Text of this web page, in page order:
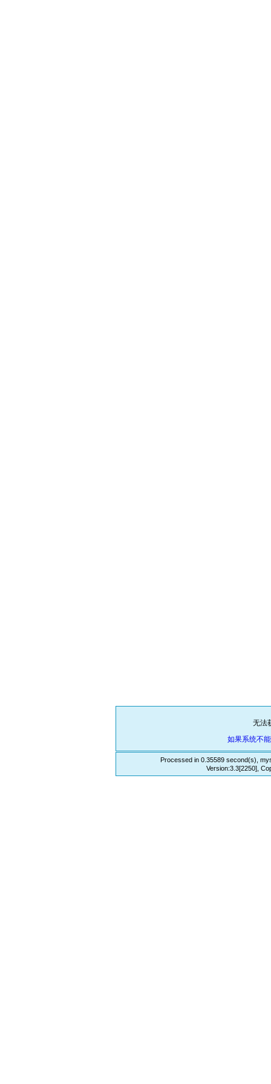
无法
如果系统不
Processed in 0.35589 second(s),
Version:3.3[2250],